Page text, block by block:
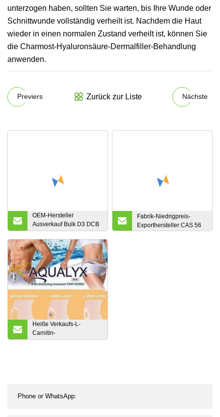
unterzogen haben, sollten Sie warten, bis Ihre Wunde oder
Schnittwunde vollständig verheilt ist. Nachdem die Haut
wieder in einen normalen Zustand verheilt ist, können Sie
die Charmost-Hyaluronsäure-Dermalfiller-Behandlung
anwenden.
Previers Zurück zur Liste Nächste
OEM-Hersteller
Ausverkauf Bulk D3 DCB
B1 B2 B3 B6 B12 a E K2
Biotin KH Vitaminpulver
Fabrik-Niedrigpreis-
Exporthersteller CAS 56
Heiße Verkaufs-L-
Carnitin-
Flüssigkeitsinjektion zur